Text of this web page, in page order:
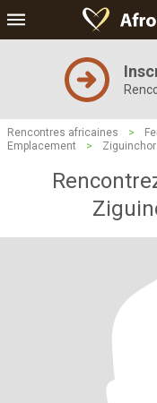
Rencontres africaines >
Emplacement
> Ziguinchor